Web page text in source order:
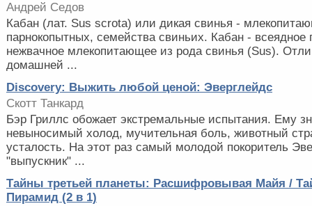
Андрей Седов
Кабан (лат. Sus scrota) или дикая свинья -
парнокопытных, семейства свиньих. Кабан - всеядное
нежвачное млекопитающее из рода свинья (Sus).
домашней ...
Discovery: Выжить любой ценой: Эверглейдс
Скотт Танкард
Бэр Гриллс обожает экстремальные испытания. Ему
невыносимый холод, мучительная боль, животный
усталость. На этот раз самый молодой покоритель
"выпускник" ...
Тайны третьей планеты: Расшифровывая Майя /
Пирамид (2 в 1)